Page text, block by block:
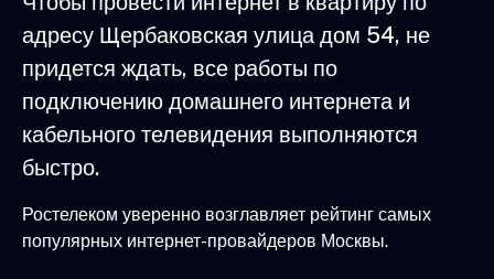
адресу Щербаковская улица дом 54, не
придется ждать, все работы по
подключению домашнего интернета и
кабельного телевидения выполняются
быстро.
Ростелеком уверенно возглавляет рейтинг самых
популярных интернет-провайдеров Москвы.